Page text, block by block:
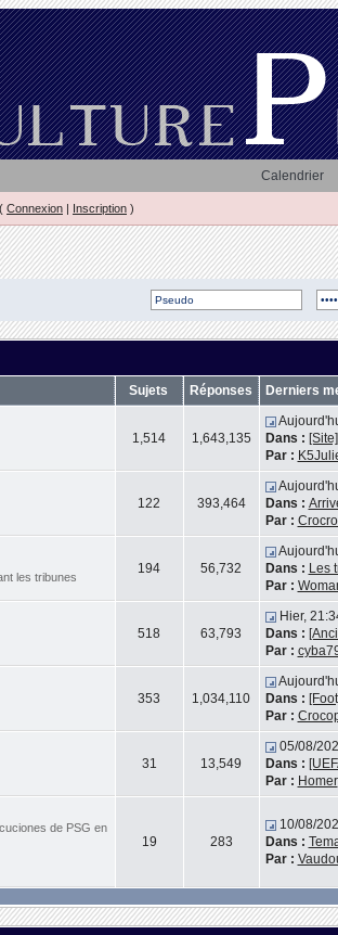
Calendrier
( Connexion | Inscription )
Sujets Réponses Derniers
1,514 1,643,135
Dans :
Par :
122 393,464
Dans :
Par :
les tribunes
194 56,732
Dans : Les
Par :
518 63,793
Hier,
Dans :
Par :
353 1,034,110
Dans :
Par :
31 13,549
05/08/
Dans :
Par : Homer
de PSG en
19 283
10/08/
Dans :
Par :